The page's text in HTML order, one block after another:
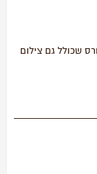
שכולל גם צילום